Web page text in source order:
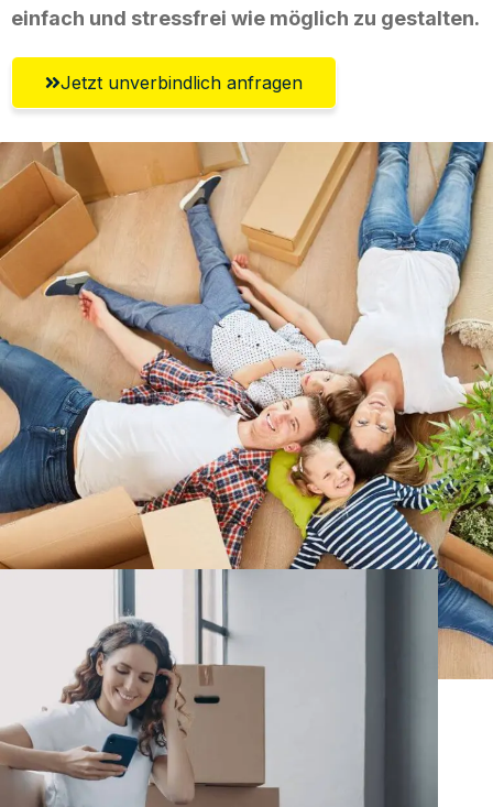
einfach und stressfrei wie möglich zu gestalten.
Jetzt unverbindlich anfragen